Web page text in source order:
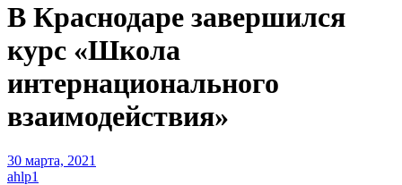
В Краснодаре завершился
курс «Школа
интернационального
взаимодействия»
30 марта, 2021
ahlp1